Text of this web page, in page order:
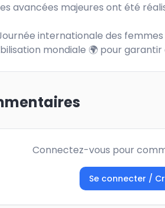
avancées majeures ont été
internationale des
mondiale 🌍 pour
Connectez-vous pour
Se connecter /